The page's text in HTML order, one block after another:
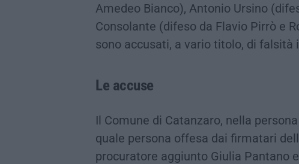
Amedeo Bianco), Antonio Ursino
Consolante (difeso da Flavio Pirrò e
sono accusati, a vario titolo, di falsità
Le accuse
Il Comune di Catanzaro, nella
quale persona offesa dai firmatari
procuratore aggiunto Giulia Pantano